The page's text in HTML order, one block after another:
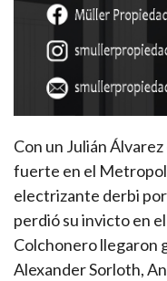
Con un Julián
fuerte en el
electrizante derbi
perdió su invicto en
Colchonero llegaron
Alexander Sorloth,